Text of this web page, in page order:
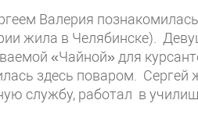
Валерия
жила в Челябинске).
«Чайной» для
здесь поваром. Сергей
службу, работал в